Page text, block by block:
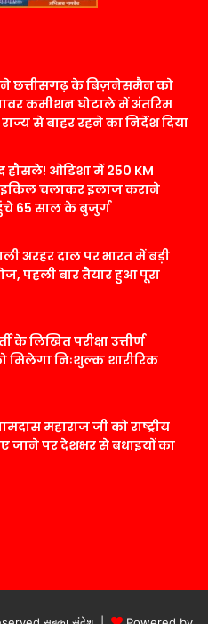
ने छत्तीसगढ़ के बिज़नेसमैन को
कमीशन घोटाले में अंतरिम
से बाहर रहने का निर्देश दिया
हौसले! ओडिशा में 250 KM
चलाकर इलाज कराने
65 साल के बुजुर्ग
अरहर दाल पर भारत में बड़ी
पहली बार तैयार हुआ पूरा
के लिखित परीक्षा उत्तीर्ण
मिलेगा निःशुल्क शारीरिक
महाराज जी को राष्ट्रीय
जाने पर देशभर से बधाइयों का